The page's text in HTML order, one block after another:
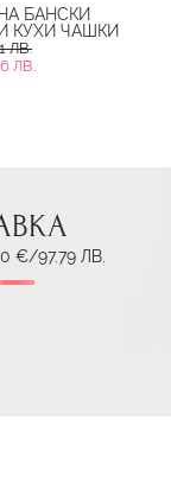
БАНСКИ
КУХИ ЧАШКИ
ЛВ.
ЛВ.
€/97.79 ЛВ.